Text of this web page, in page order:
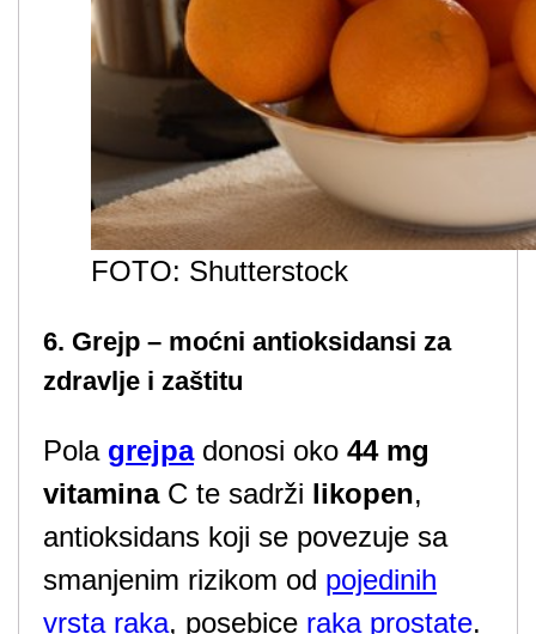
FOTO: Shutterstock
6. Grejp – moćni antioksidansi za
zdravlje i zaštitu
Pola grejpadonosi oko 44 mg
vitaminaC te sadrži likopen,
antioksidans koji se povezuje sa
smanjenim rizikom od pojedinih
vrsta raka, posebice raka prostate.